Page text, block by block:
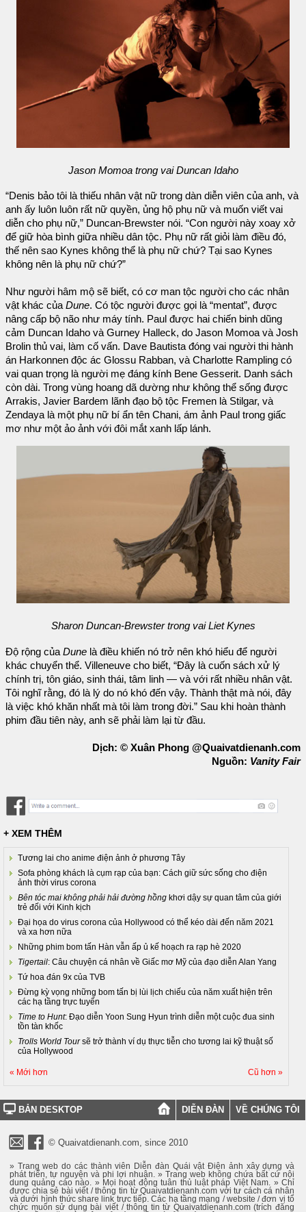
Jason Momoa trong vai Duncan Idaho
“Denis bảo tôi là thiếu nhân vật nữ trong dàn diễn viên của anh, và
anh ấy luôn luôn rất nữ quyền, ủng hộ phụ nữ và muốn viết vai
diễn cho phụ nữ,” Duncan-Brewster nói. “Con người này xoay xở
để giữ hòa bình giữa nhiều dân tộc. Phụ nữ rất giỏi làm điều đó,
thế nên sao Kynes không thể là phụ nữ chứ? Tại sao Kynes
không nên là phụ nữ chứ?”
Như người hâm mộ sẽ biết, có cơ man tộc người cho các nhân
vật khác củaDune. Có tộc người được gọi là “mentat”, được
nâng cấp bộ não như máy tính. Paul được hai chiến binh dũng
cảm Duncan Idaho và Gurney Halleck, do Jason Momoa và Josh
Brolin thủ vai, làm cố vấn. Dave Bautista đóng vai người thi hành
án Harkonnen độc ác Glossu Rabban, và Charlotte Rampling có
vai quan trọng là người mẹ đáng kính Bene Gesserit. Danh sách
còn dài. Trong vùng hoang dã dường như không thể sống được
Arrakis, Javier Bardem lãnh đạo bộ tộc Fremen là Stilgar, và
Zendaya là một phụ nữ bí ẩn tên Chani, ám ảnh Paul trong giấc
mơ như một ảo ảnh với đôi mắt xanh lấp lánh.
Sharon Duncan-Brewster trong vai Liet Kynes
Độ rộng của Dune là điều khiến nó trở nên khó hiểu để người
khác chuyển thể. Villeneuve cho biết, “Đây là cuốn sách xử lý
chính trị, tôn giáo, sinh thái, tâm linh — và với rất nhiều nhân vật.
Tôi nghĩ rằng, đó là lý do nó khó đến vậy. Thành thật mà nói, đây
là việc khó khăn nhất mà tôi làm trong đời.” Sau khi hoàn thành
phim đầu tiên này, anh sẽ phải làm lại từ đầu.
Dịch: © Xuân Phong @Quaivatdienanh.com
Nguồn: Vanity Fair
+ XEM THÊM
Tương lai cho anime điện ảnh ở phương Tây
Sofa phòng khách là cụm rạp của bạn: Cách giữ sức sống cho điện
ảnh thời virus corona
Bên tóc mai không phải hải đường hồng khơi dậy sự quan tâm của giới
trẻ đối với Kinh kịch
Đại họa do virus corona của Hollywood có thể kéo dài đến năm 2021
và xa hơn nữa
Những phim bom tấn Hàn vẫn ấp ủ kế hoạch ra rạp hè 2020
Tigertail: Câu chuyện cá nhân về Giấc mơ Mỹ của đạo diễn Alan Yang
Tứ hoa đán 9x của TVB
Đừng kỳ vọng những bom tấn bị lùi lịch chiếu của năm xuất hiện trên
các hạ tầng trực tuyến
Time to Hunt: Đạo diễn Yoon Sung Hyun trình diễn một cuộc đua sinh
tồn tàn khốc
Trolls World Toursẽ trở thành ví dụ thực tiễn cho tương lai kỹ thuật số
của Hollywood
« Mới hơn Cũ hơn »
BẢN DESKTOP DIỄN ĐÀN VỀ CHÚNG TÔI
© Quaivatdienanh.com, since 2010
» Trang web do các thành viên Diễn đàn Quái vật Điện ảnh xây dựng và
phát triển, tự nguyện và phi lợi nhuận. » Trang web không chứa bất cứ nội
dung quảng cáo nào. » Mọi hoạt động tuân thủ luật pháp Việt Nam. » Chỉ
được chia sẻ bài viết / thông tin từ Quaivatdienanh.com với tư cách cá nhân
và dưới hình thức share link trực tiếp. Các hạ tầng mạng / website / đơn vị tổ
chức muốn sử dụng bài viết / thông tin từ Quaivatdienanh.com (trích đăng